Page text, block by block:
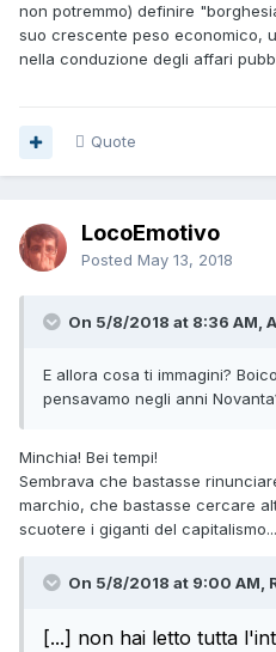
non potremmo) definire
suo crescente peso economico,
nella conduzione degli affari
Quote
LocoEmotivo
Posted May 13, 2018
On 5/8/2018 at 8:36 AM,
E allora cosa ti immagini?
pensavamo negli anni
Minchia! Bei tempi!
Sembrava che bastasse
marchio, che bastasse cercare
scuotere i giganti del capitalismo...
On 5/8/2018 at 9:00 AM,
[...] non hai letto tutta